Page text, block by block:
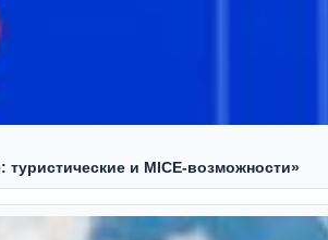
туристические и MICE-возможности»